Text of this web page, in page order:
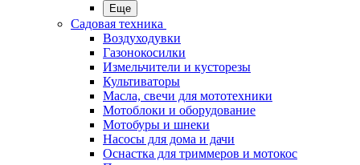
Еще
Садовая техника
Воздуходувки
Газонокосилки
Измельчители и кусторезы
Культиваторы
Масла, свечи для мототехники
Мотоблоки и оборудование
Мотобуры и шнеки
Насосы для дома и дачи
Оснастка для триммеров и мотокос